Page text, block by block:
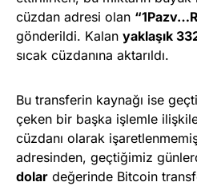
cüzdan adresi olan
gönderildi. Kalan yaklaşık
sıcak cüzdanına aktarıldı.
Bu transferin kaynağı ise
çeken bir başka işlemle
cüzdanı olarak
adresinden, geçtiğimiz
dolar değerinde Bitcoin